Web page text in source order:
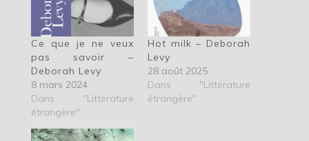
Ce que je ne veux
pas savoir –
Deborah Levy
8 mars 2024
Dans "Littérature
étrangère"
Hot milk – Deborah
Levy
28 août 2025
Dans "Littérature
étrangère"